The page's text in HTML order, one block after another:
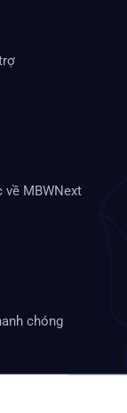
về MBWNext
chóng